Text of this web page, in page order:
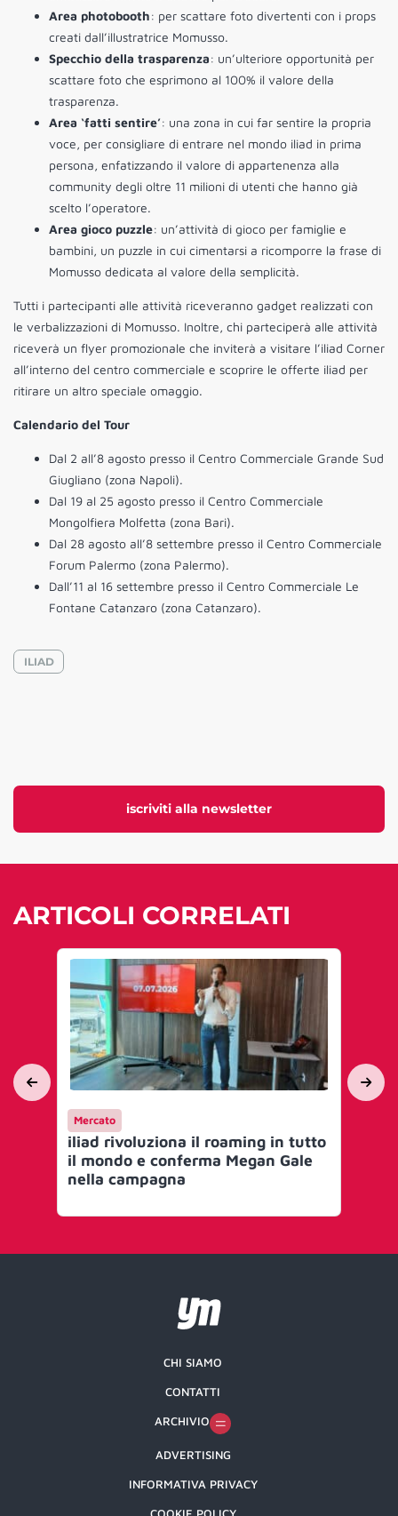
iscriviti alla newsletter
Area photobooth: per scattare foto divertenti con i props
creati dall’illustratrice Momusso.
Specchio della trasparenza: un’ulteriore opportunità per
scattare foto che esprimono al 100% il valore della
trasparenza.
Area ‘fatti sentire’: una zona in cui far sentire la propria
voce, per consigliare di entrare nel mondo iliad in prima
persona, enfatizzando il valore di appartenenza alla
community degli oltre 11 milioni di utenti che hanno già
scelto l’operatore.
Area gioco puzzle: un’attività di gioco per famiglie e
bambini, un puzzle in cui cimentarsi a ricomporre la frase di
Momusso dedicata al valore della semplicità.
Tutti i partecipanti alle attività riceveranno gadget realizzati con
le verbalizzazioni di Momusso. Inoltre, chi parteciperà alle attività
riceverà un flyer promozionale che inviterà a visitare l’iliad Corner
all’interno del centro commerciale e scoprire le offerte iliad per
ritirare un altro speciale omaggio.
Calendario del Tour
Dal 2 all’8 agosto presso il Centro Commerciale Grande Sud
Giugliano (zona Napoli).
Dal 19 al 25 agosto presso il Centro Commerciale
Mongolfiera Molfetta (zona Bari).
Dal 28 agosto all’8 settembre presso il Centro Commerciale
Forum Palermo (zona Palermo).
Dall’11 al 16 settembre presso il Centro Commerciale Le
Fontane Catanzaro (zona Catanzaro).
ILIAD
ARTICOLI CORRELATI
Mercato
iliad rivoluziona il roaming in tutto
il mondo e conferma Megan Gale
nella campagna
CHI SIAMO
CONTATTI
ARCHIVIO
ADVERTISING
INFORMATIVA PRIVACY